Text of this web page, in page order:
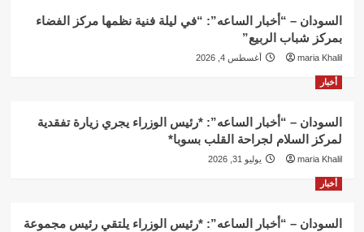
السودان – “أخبار الساعه”: “في ليلة فنية نظمها مركز الفضاء
بمركز شباب الربيع”
maria Khalil أغسطس 4, 2026
أخبار
السودان – “أخبار الساعه”: *رئيس الوزراء يجري زيارة تفقدية
لمركز السلام لجراحة القلب بسوبا*
maria Khalil يوليو 31, 2026
أخبار
السودان – “أخبار الساعه”: *رئيس الوزراء يلتقي رئيس مجموعة